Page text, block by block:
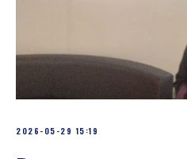
2026-05-29 15:19